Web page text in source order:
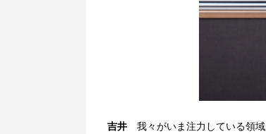
吉井
我々がいま注力している領